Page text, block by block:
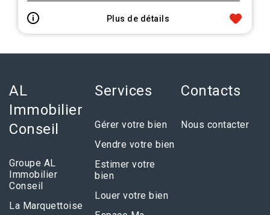
Plus de détails
AL
Immobilier
Conseil
Groupe AL
Immobilier
Conseil
La Marquettoise
Services
Gérer votre bien
Vendre votre bien
Estimer votre
bien
Louer votre bien
Contacts
Nous contacter